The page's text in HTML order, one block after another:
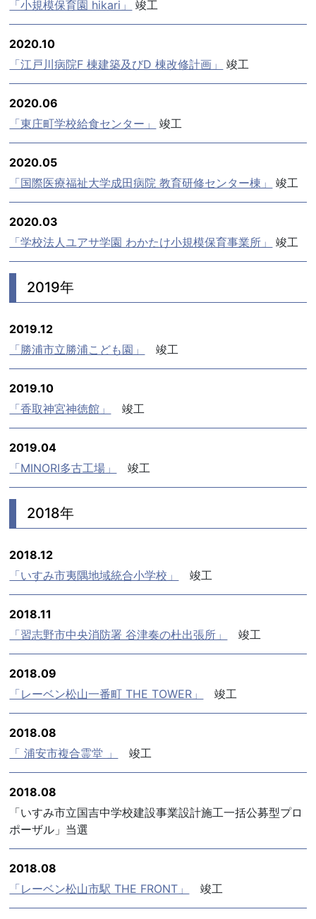
「小規模保育園 hikari」 竣工
2020.10
「江戸川病院F 棟建築及びD 棟改修計画」
竣工
2020.06
「東庄町学校給食センター」
竣工
2020.05
「国際医療福祉大学成田病院 教育研修センター棟」
竣工
2020.03
「学校法人ユアサ学園 わかたけ小規模保育事業所」
竣工
2019年
2019.12
「勝浦市立勝浦こども園」
竣工
2019.10
「香取神宮神徳館」
竣工
2019.04
「MINORI多古工場」
竣工
2018年
2018.12
「いすみ市夷隅地域統合小学校」
竣工
2018.11
「習志野市中央消防署 谷津奏の杜出張所」
竣工
2018.09
「レーベン松山一番町 THE TOWER」
竣工
2018.08
「 浦安市複合霊堂 」
竣工
2018.08
「いすみ市立国吉中学校建設事業設計施工一括公募型プロ
ポーザル」当選
2018.08
「レーベン松山市駅 THE FRONT」
竣工